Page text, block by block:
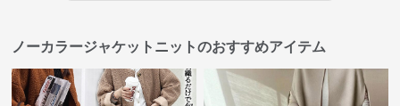
ノーカラージャケットニットのおすすめアイテム